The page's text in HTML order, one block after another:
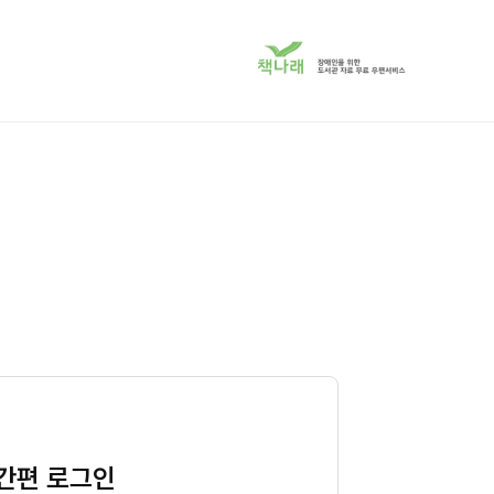
책
나
편 로그인